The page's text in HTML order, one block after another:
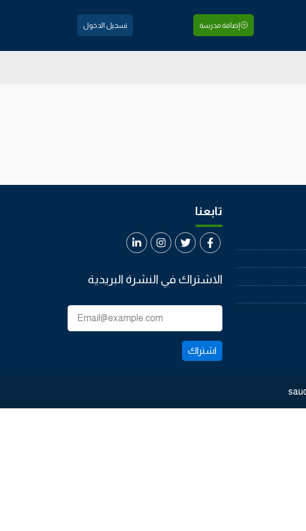
إضافة مدرسة تسجيل الدخول
تابعنا
الاشتراك في النشرة البريدية
اشتراك